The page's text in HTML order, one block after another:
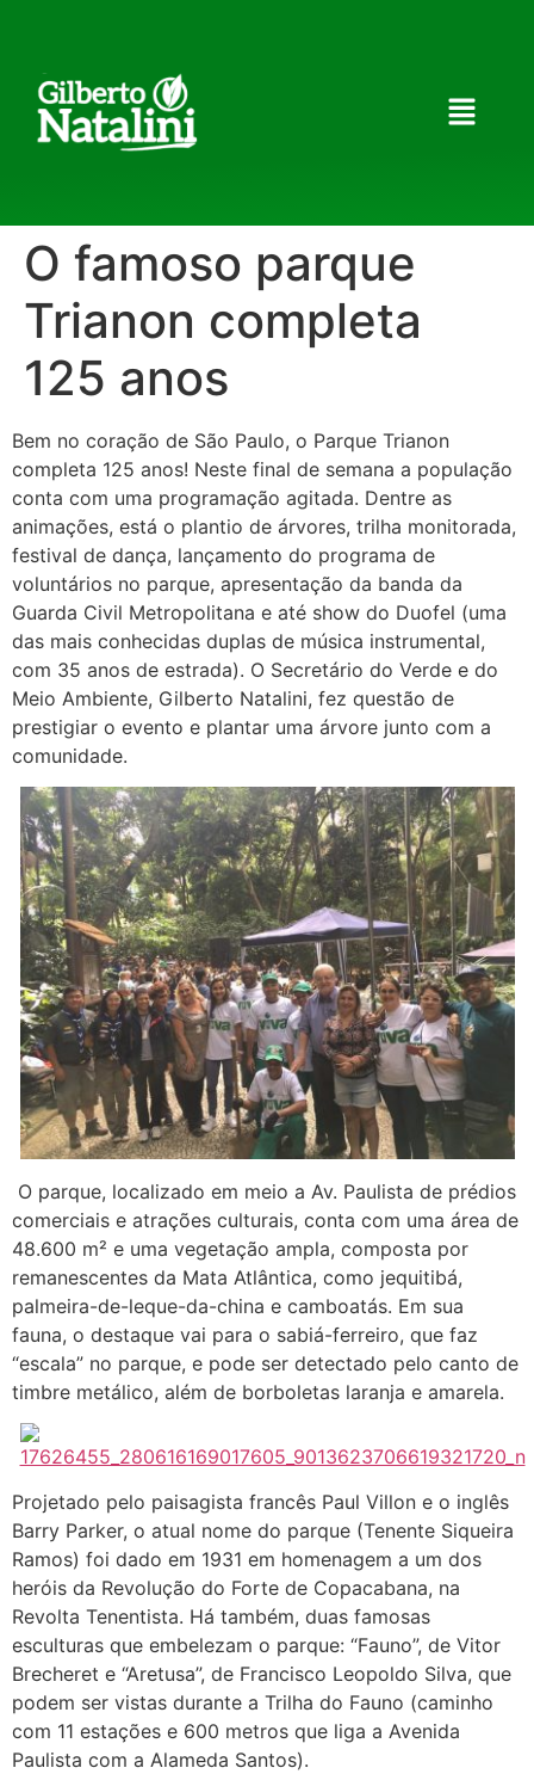
O famoso parque
Trianon completa
125 anos
Bem no coração de São Paulo, o Parque Trianon
completa 125 anos! Neste final de semana a população
conta com uma programação agitada. Dentre as
animações, está o plantio de árvores, trilha monitorada,
festival de dança, lançamento do programa de
voluntários no parque, apresentação da banda da
Guarda Civil Metropolitana e até show do Duofel (uma
das mais conhecidas duplas de música instrumental,
com 35 anos de estrada). O Secretário do Verde e do
Meio Ambiente, Gilberto Natalini, fez questão de
prestigiar o evento e plantar uma árvore junto com a
comunidade.
O parque, localizado em meio a Av. Paulista de prédios
comerciais e atrações culturais, conta com uma área de
48.600 m² e uma vegetação ampla, composta por
remanescentes da Mata Atlântica, como jequitibá,
palmeira-de-leque-da-china e camboatás. Em sua
fauna, o destaque vai para o sabiá-ferreiro, que faz
“escala” no parque, e pode ser detectado pelo canto de
timbre metálico, além de borboletas laranja e amarela.
Projetado pelo paisagista francês Paul Villon e o inglês
Barry Parker, o atual nome do parque (Tenente Siqueira
Ramos) foi dado em 1931 em homenagem a um dos
heróis da Revolução do Forte de Copacabana, na
Revolta Tenentista. Há também, duas famosas
esculturas que embelezam o parque: “Fauno”, de Vitor
Brecheret e “Aretusa”, de Francisco Leopoldo Silva, que
podem ser vistas durante a Trilha do Fauno (caminho
com 11 estações e 600 metros que liga a Avenida
Paulista com a Alameda Santos).